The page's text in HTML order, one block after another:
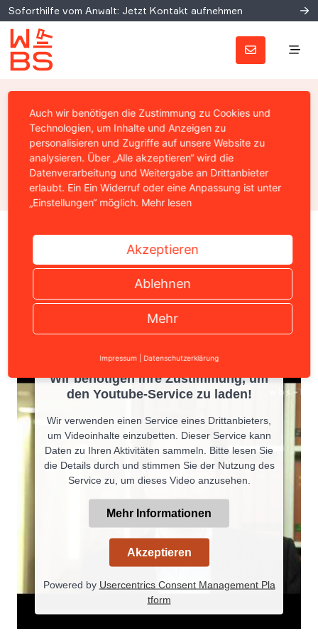
Soforthilfe vom Anwalt: Jetzt Kontakt aufnehmen
Beleidigung
Prof. Christian Solmecke
06. Dezember 2010
Home Allgemein Nutzerfragen – Truecrypt :
Wir benötigen Ihre Zustimmung, um
den Youtube-Service zu laden!
Wir verwenden einen Service eines Drittanbieters,
um Videoinhalte einzubetten. Dieser Service kann
Daten zu Ihren Aktivitäten sammeln. Bitte lesen Sie
die Details durch und stimmen Sie der Nutzung des
Service zu, um dieses Video anzusehen.
Mehr Informationen
Akzeptieren
Powered by Usercentrics Consent Management Pla
tform
Auch wir benötigen die Zustimmung zu Cookies und
Technologien, um Inhalte und Anzeigen zu
personalisieren und Zugriffe auf unsere Website zu
analysieren. Über „Alle akzeptieren“ wird die
Datenverarbeitung und Weitergabe an Drittanbieter
erlaubt. Ein Ein Widerruf oder eine Anpassung ist unter
„Einstellungen“ möglich. Mehr lesen
Akzeptieren
Ablehnen
Mehr
Impressum Datenschutzerklärung